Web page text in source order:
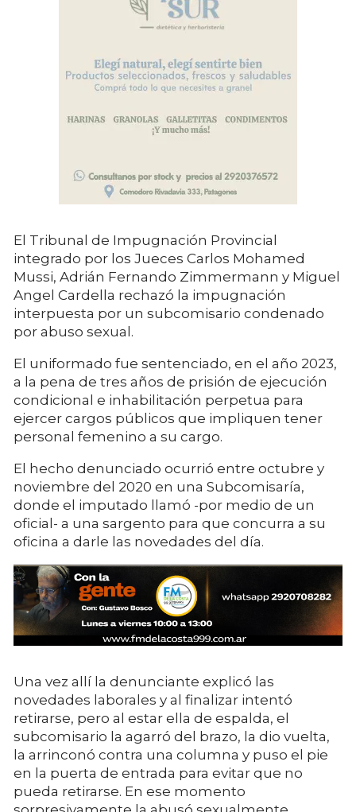
El Tribunal de Impugnación Provincial
integrado por los Jueces Carlos Mohamed
Mussi, Adrián Fernando Zimmermann y Miguel
Angel Cardella rechazó la impugnación
interpuesta por un subcomisario condenado
por abuso sexual.
El uniformado fue sentenciado, en el año 2023,
a la pena de tres años de prisión de ejecución
condicional e inhabilitación perpetua para
ejercer cargos públicos que impliquen tener
personal femenino a su cargo.
El hecho denunciado ocurrió entre octubre y
noviembre del 2020 en una Subcomisaría,
donde el imputado llamó -por medio de un
oficial- a una sargento para que concurra a su
oficina a darle las novedades del día.
Una vez allí la denunciante explicó las
novedades laborales y al finalizar intentó
retirarse, pero al estar ella de espalda, el
subcomisario la agarró del brazo, la dio vuelta,
la arrinconó contra una columna y puso el pie
en la puerta de entrada para evitar que no
pueda retirarse. En ese momento